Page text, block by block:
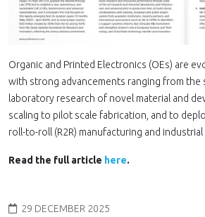
Organic and Printed Electronics (OEs) are
with strong advancements ranging from the
laboratory research of novel material and
scaling to pilot scale fabrication, and to
roll-to-roll (R2R) manufacturing and
Read the full article here.
29 DECEMBER 2025